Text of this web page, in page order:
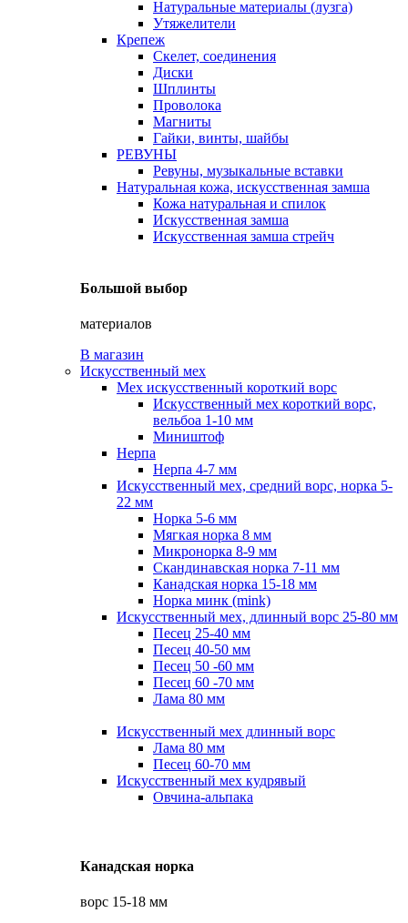
Натуральные материалы (лузга)
Утяжелители
Крепеж
Скелет, соединения
Диски
Шплинты
Проволока
Магниты
Гайки, винты, шайбы
РЕВУНЫ
Ревуны, музыкальные вставки
Натуральная кожа, искусственная замша
Кожа натуральная и спилок
Искусственная замша
Искусственная замша стрейч
Большой выбор
материалов
В магазин
Искусственный мех
Мех искусственный короткий ворс
Искусственный мех короткий ворс,
вельбоа 1-10 мм
Миништоф
Нерпа
Нерпа 4-7 мм
Искусственный мех, средний ворс, норка 5-
22 мм
Норка 5-6 мм
Мягкая норка 8 мм
Микронорка 8-9 мм
Скандинавская норка 7-11 мм
Канадская норка 15-18 мм
Норка минк (mink)
Искусственный мех, длинный ворс 25-80 мм
Песец 25-40 мм
Песец 40-50 мм
Песец 50 -60 мм
Песец 60 -70 мм
Лама 80 мм
Искусственный мех длинный ворс
Лама 80 мм
Песец 60-70 мм
Искусственный мех кудрявый
Овчина-альпака
Канадская норка
ворс 15-18 мм